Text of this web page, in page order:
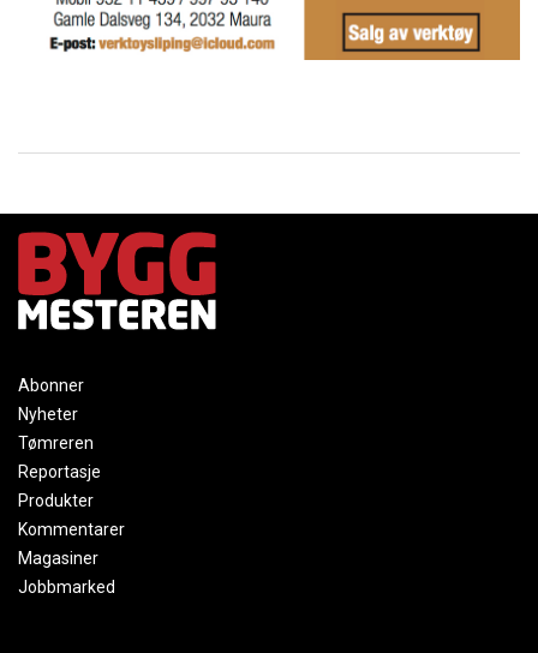
Abonner
Nyheter
Tømreren
Reportasje
Produkter
Kommentarer
Magasiner
Jobbmarked